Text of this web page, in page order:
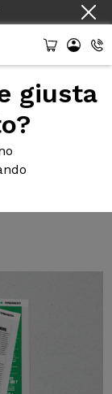
giusta
del Graxx